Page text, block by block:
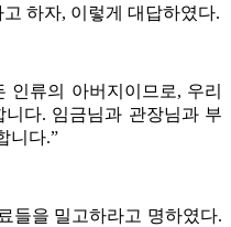
하자, 이렇게 대답하였다.
인류의 아버지이므로, 우리
다. 임금님과 관장님과 부
니다.”
들을 밀고하라고 명하였다.